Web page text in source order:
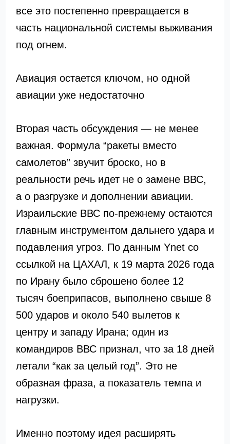
все это постепенно превращается в
часть национальной системы выживания
под огнем.
Авиация остается ключом, но одной
авиации уже недостаточно
Вторая часть обсуждения — не менее
важная. Формула “ракеты вместо
самолетов” звучит броско, но в
реальности речь идет не о замене ВВС,
а о разгрузке и дополнении авиации.
Израильские ВВС по-прежнему остаются
главным инструментом дальнего удара и
подавления угроз. По данным Ynet со
ссылкой на ЦАХАЛ, к 19 марта 2026 года
по Ирану было сброшено более 12
тысяч боеприпасов, выполнено свыше 8
500 ударов и около 540 вылетов к
центру и западу Ирана; один из
командиров ВВС признал, что за 18 дней
летали “как за целый год”. Это не
образная фраза, а показатель темпа и
нагрузки.
Именно поэтому идея расширять